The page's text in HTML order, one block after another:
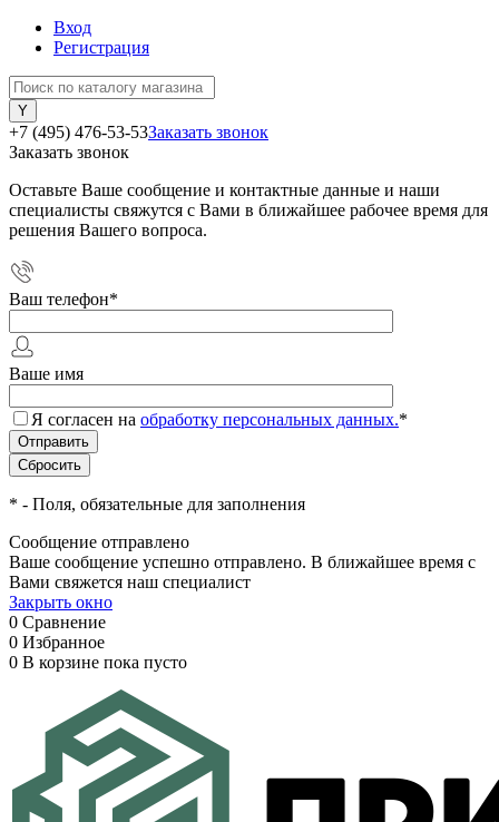
Вход
Регистрация
+7 (495) 476-53-53Заказать звонок
Заказать звонок
Оставьте Ваше сообщение и контактные данные и наши
специалисты свяжутся с Вами в ближайшее рабочее время для
решения Вашего вопроса.
Ваш телефон*
Ваше имя
Я согласен на обработку персональных данных.*
* - Поля, обязательные для заполнения
Сообщение отправлено
Ваше сообщение успешно отправлено. В ближайшее время с
Вами свяжется наш специалист
Закрыть окно
0 Сравнение
0 Избранное
0 В корзине пока пусто